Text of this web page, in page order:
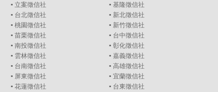
▪ 立案徵信社 ▪ 基隆徵信社
▪ 台北徵信社 ▪ 新北徵信社
▪桃園徵信社 ▪ 新竹徵信社
▪苗栗徵信社 ▪ 台中徵信社
▪南投徵信社 ▪ 彰化徵信社
▪ 雲林徵信社 ▪ 嘉義徵信社
▪ 台南徵信社 ▪ 高雄徵信社
▪ 屏東徵信社 ▪ 宜蘭徵信社
▪花蓮徵信社 ▪ 台東徵信社